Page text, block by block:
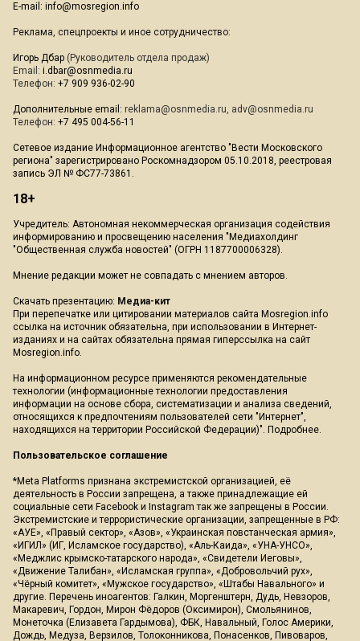
E-mail: info@mosregion.info
Реклама, спецпроекты и иное сотрудничество:
Игорь Дбар (Руководитель отдела продаж)
Email: i.dbar@osnmedia.ru
Телефон: +7 909 936-02-90
Дополнительные email: reklama@osnmedia.ru, adv@osnmedia.ru
Телефон: +7 495 004-56-11
Сетевое издание Информационное агентство "Вести Московского
региона" зарегистрировано Роскомнадзором 05.10.2018, реестровая
запись ЭЛ № ФС77-73861.
18+
Учредитель: Автономная некоммерческая организация содействия
информированию и просвещению населения "Медиахолдинг
"Общественная служба новостей" (ОГРН 1187700006328).
Мнение редакции может не совпадать с мнением авторов.
Скачать презентацию: Медиа-кит
При перепечатке или цитировании материалов сайта Mosregion.info
ссылка на источник обязательна, при использовании в Интернет-
изданиях и на сайтах обязательна прямая гиперссылка на сайт
Mosregion.info.
На информационном ресурсе применяются рекомендательные
технологии (информационные технологии предоставления
информации на основе сбора, систематизации и анализа сведений,
относящихся к предпочтениям пользователей сети "Интернет",
находящихся на территории Российской Федерации)". Подробнее.
Пользовательское соглашение
*Meta Platforms признана экстремистской организацией, её
деятельность в России запрещена, а также принадлежащие ей
социальные сети Facebook и Instagram так же запрещены в России.
Экстремистские и террористические организации, запрещенные в РФ:
«АУЕ», «Правый сектор», «Азов», «Украинская повстанческая армия»,
«ИГИЛ» (ИГ, Исламское государство), «Аль-Каида», «УНА-УНСО»,
«Меджлис крымско-татарского народа», «Свидетели Иеговы»,
«Движение Талибан», «Исламская группа», «Добровольчий рух»,
«Чёрный комитет», «Мужское государство», «Штабы Навального» и
другие. Перечень иноагентов: Галкин, Моргенштерн, Дудь, Невзоров,
Макаревич, Гордон, Мирон Фёдоров (Оксимирон), Смольянинов,
Монеточка (Елизавета Гардымова), ФБК, Навальный, Голос Америки,
Дождь, Медуза, Верзилов, Толоконникова, Понасенков, Пивоваров,